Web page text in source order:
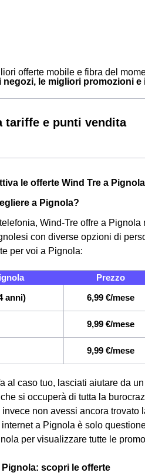
offerte mobile e fibra del
negozi, le migliori promozioni
tariffe e punti vendita
le offerte Wind Tre a Pignola
a Pignola?
Wind-Tre offre a
con diverse opzioni di
per voi a Pignola:
Prezzo
anni)
6,99 €/mese
9,99 €/mese
9,99 €/mese
al caso tuo, lasciati aiutare da
si occuperà di tutta la
non avessi ancora
a Pignola è solo
per visualizzare tutte le
scopri le offerte